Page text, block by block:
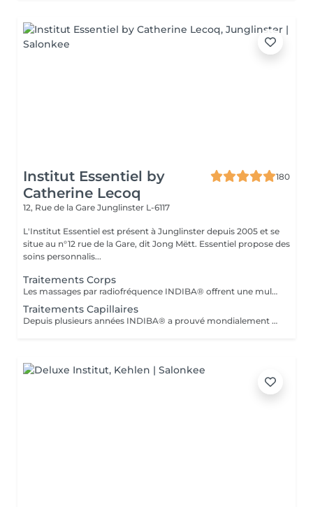
Institut Essentiel by
Catherine Lecoq
180
12, Rue de la Gare Junglinster L-6117
L'Institut Essentiel est présent à Junglinster depuis 2005 et se
situe au n°12 rue de la Gare, dit Jong Mëtt. Essentiel propose des
soins personnalis...
Traitements Corps
Les massages par radiofréquence INDIBA® offrent une multitudes de bienfaits. De la relaxation au massage anti-cellulite et raffermissant, INDIBA® traite en douceur et efficacement. L'action en profondeur de la technologie de radiofréquence stimule la production de collagène, améliore le tonus musculaire et la circulation sanguine et renforce les défenses naturelles de la peau. Dès le premier massage vous ressentirez la différence et constater les premiers effets. Pour vous informer sur les effets et les traitements avec la méthode INDIBA® vous pouvez réserver un rendez-vous informatif. Le traitement ne convient pas si vous: - êtes en ceinte - portez un pacemaker - souffrez de thrombose, phlébite - troubles vasculaires graves - êtes traité pour un cancer (demandez avis médical)
Traitements Capillaires
Depuis plusieurs années INDIBA® a prouvé mondialement son efficacité à lutter contre la dégénérescence cellulaire (vieillissement cellulaire). La technologie de INDIBA® Haiwave a été spécifiquement conçue pour traiter le problème de la chute des cheveux du au vieillissement ou en raison de problèmes hormonaux. En activant la micro circulation, les racines des cheveux sont intensément nourries en oxygène et peuvent se régénérer très rapidement. Le poil sort ainsi de sa phase de repos et peut repousser. Progressivement (à p.de 4 séances) les premiers cheveux sont visibles. Le traitement doit impérativement se réaliser 3-4 fois par semaines sur une durée de 1mois (revitalisation, cheveux fins, prévention anti-chute) ou 2 mois pour la perte de cheveux et calvitie. Nous proposons un forfait de 12 séances avec une remise immédiate de 15%. 1 à 2 cure de 12 séances sont conseillés à intervalle de 4-6 semaines. N'hésitez pas à nous contacter pour plus d'information ou réserver votre séance d'information (gratuite) en ligne.